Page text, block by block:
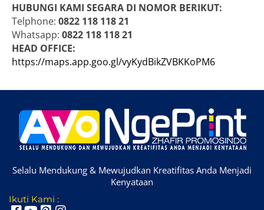
HUBUNGI KAMI SEGARA DI NOMOR BERIKUT:
Telphone: 0822 118 118 21
Whatsapp: 0822 118 118 21
HEAD OFFICE:
https://maps.app.goo.gl/vyKydBikZVBKKoPM6
Selalu Mendukung & Mewujudkan Kreatifitas Anda Menjadi
Kenyataan
Ikuti Kami :